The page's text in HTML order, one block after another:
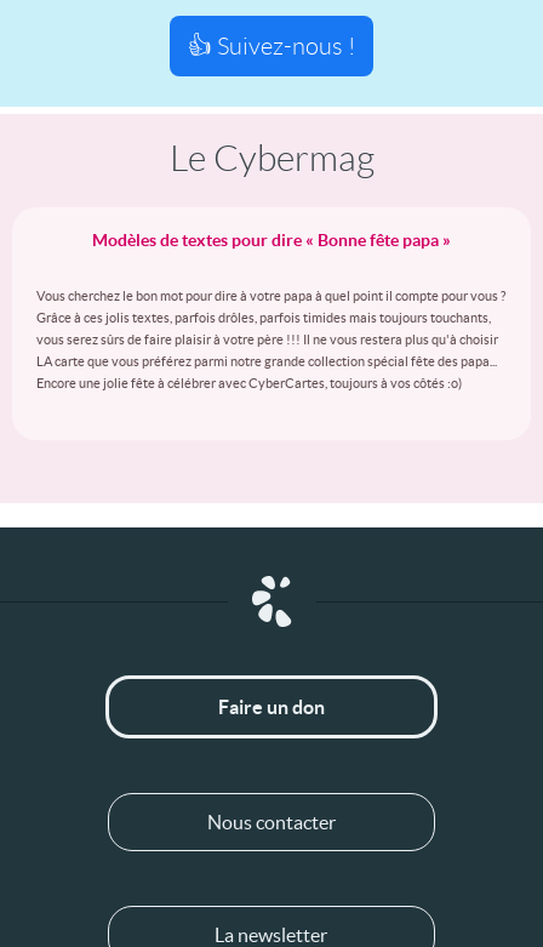
👍 Suivez-nous !
Le Cybermag
Modèles de textes pour dire « Bonne fête papa »
Vous cherchez le bon mot pour dire à votre papa à quel point il compte pour vous ?
Grâce à ces jolis textes, parfois drôles, parfois timides mais toujours touchants,
vous serez sûrs de faire plaisir à votre père !!! Il ne vous restera plus qu'à choisir
LA carte que vous préférez parmi notre grande collection spécial fête des papa...
Encore une jolie fête à célébrer avec CyberCartes, toujours à vos côtés :o)
Faire un don
Nous contacter
La newsletter